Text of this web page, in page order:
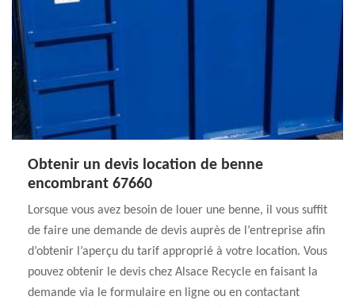
Obtenir un devis location de benne
encombrant 67660
Lorsque vous avez besoin de louer une benne, il vous suffit
de faire une demande de devis auprès de l’entreprise afin
d’obtenir l’aperçu du tarif approprié à votre location. Vous
pouvez obtenir le devis chez Alsace Recycle en faisant la
demande via le formulaire en ligne ou en contactant